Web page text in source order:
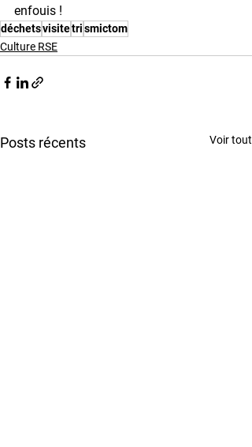
enfouis !
déchetsvisitetrismictom
Culture RSE
Posts récents Voir tout